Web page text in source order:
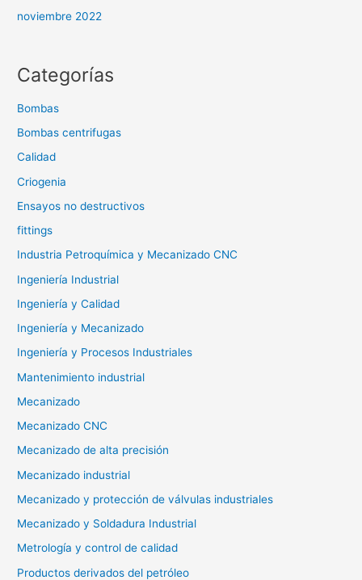
noviembre 2022
Categorías
Bombas
Bombas centrifugas
Calidad
Criogenia
Ensayos no destructivos
fittings
Industria Petroquímica y Mecanizado CNC
Ingeniería Industrial
Ingeniería y Calidad
Ingeniería y Mecanizado
Ingeniería y Procesos Industriales
Mantenimiento industrial
Mecanizado
Mecanizado CNC
Mecanizado de alta precisión
Mecanizado industrial
Mecanizado y protección de válvulas industriales
Mecanizado y Soldadura Industrial
Metrología y control de calidad
Productos derivados del petróleo